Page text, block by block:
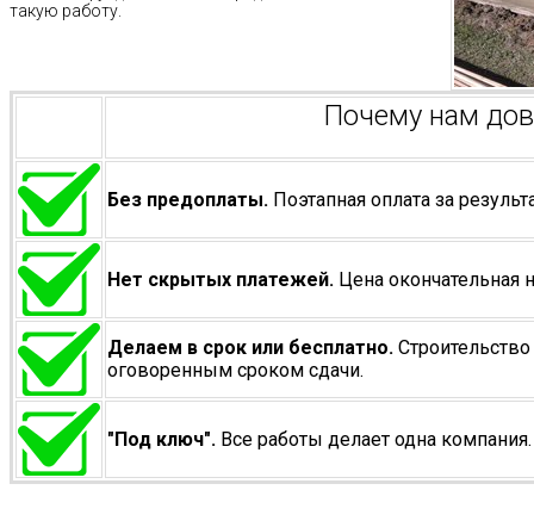
такую работу.
Почему нам
Без предоплаты. Поэтапная оплата за
Нет скрытых платежей. Цена окончательная
Делаем в срок или бесплатно.
оговоренным сроком сдачи.
"Под ключ". Все работы делает одна компания.